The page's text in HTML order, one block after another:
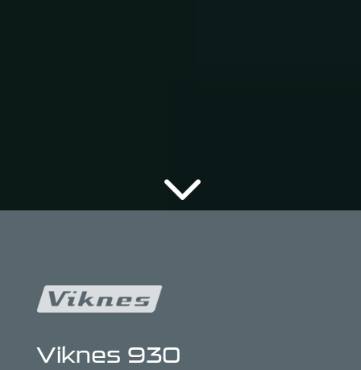
3
Viknes 930